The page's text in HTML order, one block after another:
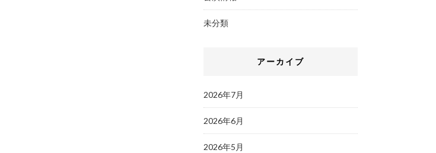
未分類
アーカイブ
2026年7月
2026年6月
2026年5月